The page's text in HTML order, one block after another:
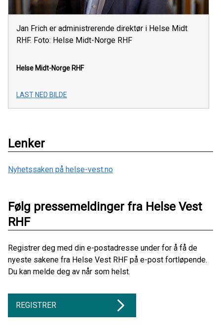
Jan Frich er administrerende direktør i Helse Midt
RHF. Foto: Helse Midt-Norge RHF
Helse Midt-Norge RHF
LAST NED BILDE
Lenker
Nyhetssaken på helse-vest.no
Følg pressemeldinger fra Helse Vest
RHF
Registrer deg med din e-postadresse under for å få de
nyeste sakene fra Helse Vest RHF på e-post fortløpende.
Du kan melde deg av når som helst.
REGISTRER